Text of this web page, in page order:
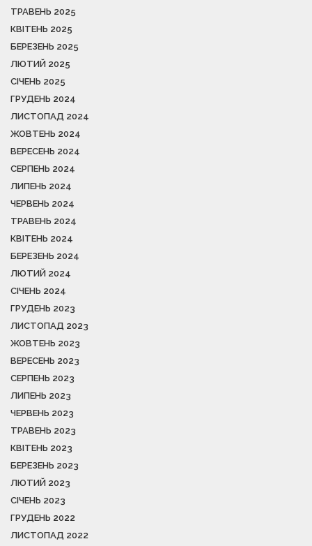
ТРАВЕНЬ 2025
КВІТЕНЬ 2025
БЕРЕЗЕНЬ 2025
ЛЮТИЙ 2025
СІЧЕНЬ 2025
ГРУДЕНЬ 2024
ЛИСТОПАД 2024
ЖОВТЕНЬ 2024
ВЕРЕСЕНЬ 2024
СЕРПЕНЬ 2024
ЛИПЕНЬ 2024
ЧЕРВЕНЬ 2024
ТРАВЕНЬ 2024
КВІТЕНЬ 2024
БЕРЕЗЕНЬ 2024
ЛЮТИЙ 2024
СІЧЕНЬ 2024
ГРУДЕНЬ 2023
ЛИСТОПАД 2023
ЖОВТЕНЬ 2023
ВЕРЕСЕНЬ 2023
СЕРПЕНЬ 2023
ЛИПЕНЬ 2023
ЧЕРВЕНЬ 2023
ТРАВЕНЬ 2023
КВІТЕНЬ 2023
БЕРЕЗЕНЬ 2023
ЛЮТИЙ 2023
СІЧЕНЬ 2023
ГРУДЕНЬ 2022
ЛИСТОПАД 2022